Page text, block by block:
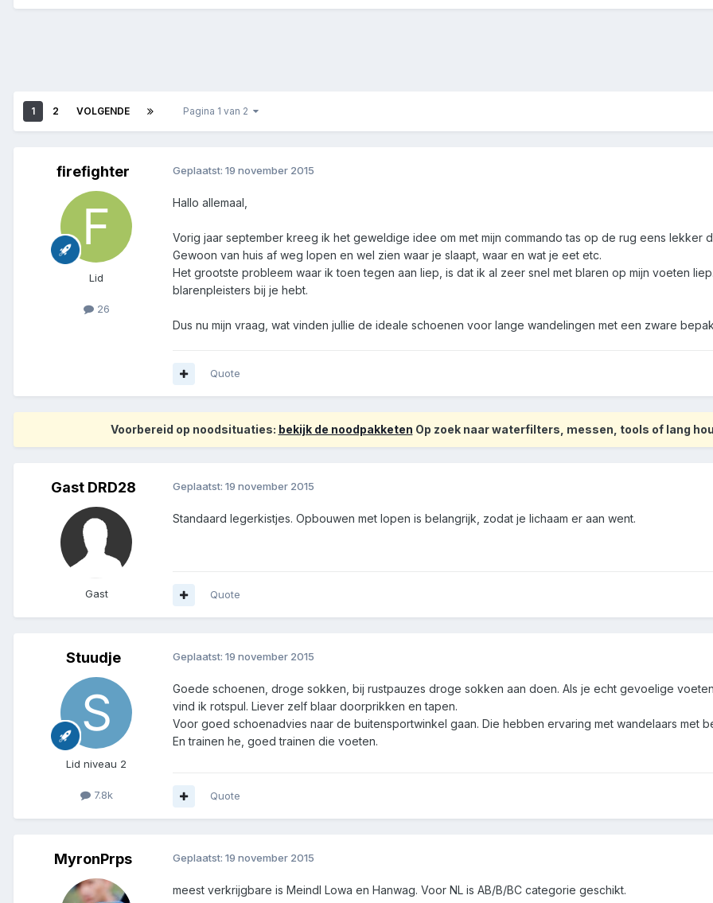
1 2 VOLGENDE Pagina 1 van 2
firefighter
Lid
26
Geplaatst: 19 november 2015
Hallo allemaal,
Vorig jaar september kreeg ik het geweldige idee om met mijn commando tas op de rug eens lekker
Gewoon van huis af weg lopen en wel zien waar je slaapt, waar en wat je eet etc.
Het grootste probleem waar ik toen tegen aan liep, is dat ik al zeer snel met blaren op mijn voeten
blarenpleisters bij je hebt.
Dus nu mijn vraag, wat vinden jullie de ideale schoenen voor lange wandelingen met een zware
Quote
Voorbereid op noodsituaties: bekijk de noodpakketen Op zoek naar waterfilters, messen, tools of lang
Gast DRD28
Gast
Geplaatst: 19 november 2015
Standaard legerkistjes. Opbouwen met lopen is belangrijk, zodat je lichaam er aan went.
Quote
Stuudje
Lid niveau 2
7.8k
Geplaatst: 19 november 2015
Goede schoenen, droge sokken, bij rustpauzes droge sokken aan doen. Als je echt gevoelige
vind ik rotspul. Liever zelf blaar doorprikken en tapen.
Voor goed schoenadvies naar de buitensportwinkel gaan. Die hebben ervaring met wandelaars met
En trainen he, goed trainen die voeten.
Quote
MyronPrps Geplaatst: 19 november 2015
meest verkrijgbare is Meindl Lowa en Hanwag. Voor NL is AB/B/BC categorie geschikt.